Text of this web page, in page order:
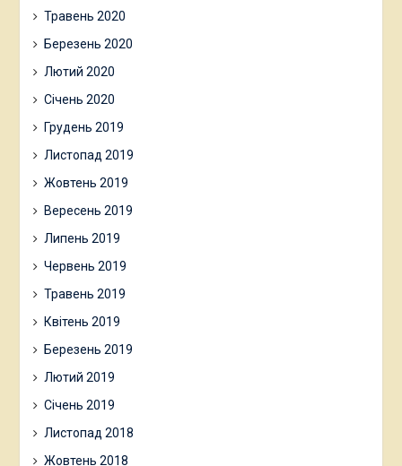
Травень 2020
Березень 2020
Лютий 2020
Січень 2020
Грудень 2019
Листопад 2019
Жовтень 2019
Вересень 2019
Липень 2019
Червень 2019
Травень 2019
Квітень 2019
Березень 2019
Лютий 2019
Січень 2019
Листопад 2018
Жовтень 2018